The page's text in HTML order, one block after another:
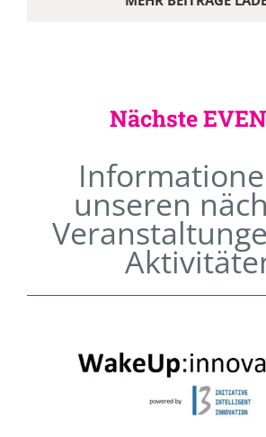
Nächste
unseren